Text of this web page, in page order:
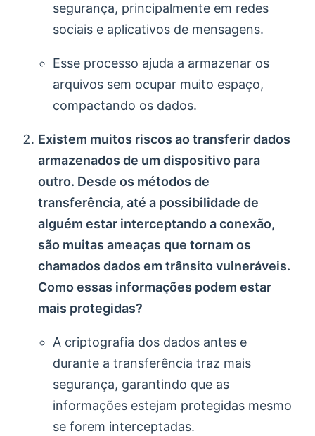
segurança, principalmente em redes
sociais e aplicativos de mensagens.
Esse processo ajuda a armazenar os
arquivos sem ocupar muito espaço,
compactando os dados.
Existem muitos riscos ao transferir dados
armazenados de um dispositivo para
outro. Desde os métodos de
transferência, até a possibilidade de
alguém estar interceptando a conexão,
são muitas ameaças que tornam os
chamados dados em trânsito vulneráveis.
Como essas informações podem estar
mais protegidas?
A criptografia dos dados antes e
durante a transferência traz mais
segurança, garantindo que as
informações estejam protegidas mesmo
se forem interceptadas.